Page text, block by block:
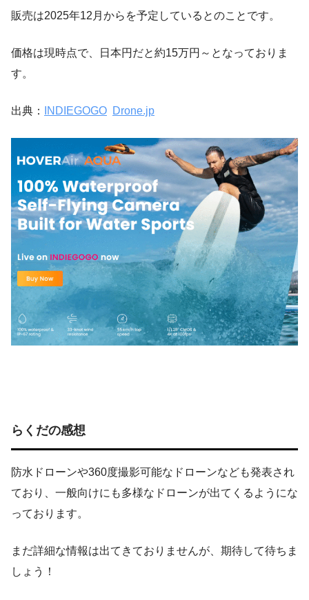
販売は2025年12月からを予定しているとのことです。
価格は現時点で、日本円だと約15万円～となっておりま
す。
出典： INDIEGOGO Drone.jp
らくだの感想
防水ドローンや360度撮影可能なドローンなども発表され
ており、一般向けにも多様なドローンが出てくるようにな
っております。
まだ詳細な情報は出てきておりませんが、期待して待ちま
しょう！